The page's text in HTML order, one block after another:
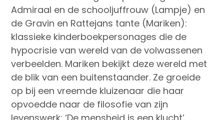
Admiraal en de schooljuffrouw (Lampje) en
de Gravin en Rattejans tante (Mariken):
klassieke kinderboekpersonages die de
hypocrisie van wereld van de volwassenen
verbeelden. Mariken bekijkt deze wereld met
de blik van een buitenstaander. Ze groeide
op bij een vreemde kluizenaar die haar
opvoedde naar de filosofie van zijn